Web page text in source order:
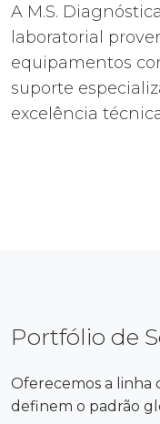
A M.S.
laboratorial
equipamentos
suporte
excelência
Portfólio de
Oferecemos a linha
definem o padrão